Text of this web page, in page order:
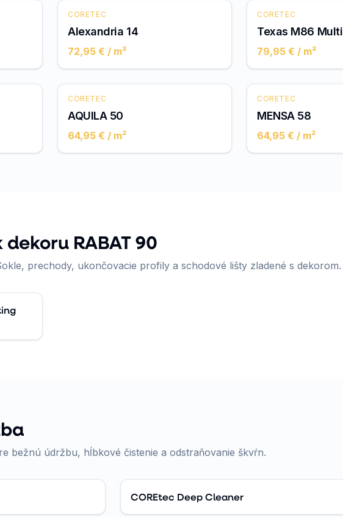
CORETEC
Alexandria 14
72,95 € / m²
CORETEC
Texas M86 Multi
79,95 € / m²
CORETEC
AQUILA 50
64,95 € / m²
CORETEC
MENSA 58
64,95 € / m²
RABAT 90
prechody, ukončovacie profily a schodové lišty zladené s dekorom.
bežnú údržbu, hĺbkové čistenie a odstraňovanie škvŕn.
COREtec Deep Cleaner